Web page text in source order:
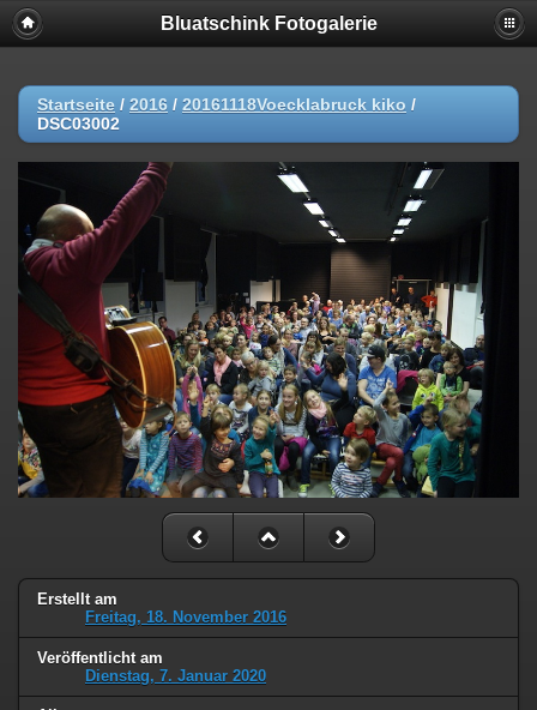
Bluatschink Fotogalerie
Startseite / 2016 / 20161118Voecklabruck kiko /
DSC03002
Erstellt am
Freitag, 18. November 2016
Veröffentlicht am
Dienstag, 7. Januar 2020